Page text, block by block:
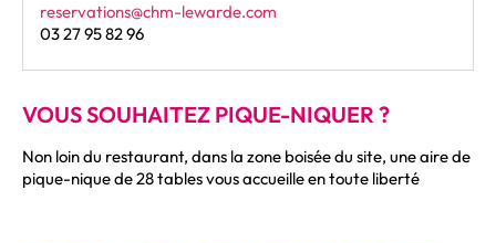
reservations@chm-lewarde.com
03 27 95 82 96
VOUS SOUHAITEZ PIQUE-NIQUER ?
Non loin du restaurant, dans la zone boisée du site, une aire de
pique-nique de 28 tables vous accueille en toute liberté